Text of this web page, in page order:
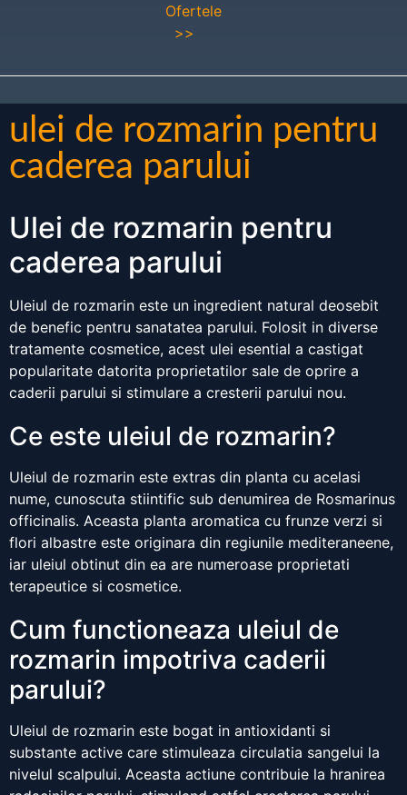
Ofertele
>>
ulei de rozmarin pentru
caderea parului
Ulei de rozmarin pentru
caderea parului
Uleiul de rozmarin este un ingredient natural deosebit
de benefic pentru sanatatea parului. Folosit in diverse
tratamente cosmetice, acest ulei esential a castigat
popularitate datorita proprietatilor sale de oprire a
caderii parului si stimulare a cresterii parului nou.
Ce este uleiul de rozmarin?
Uleiul de rozmarin este extras din planta cu acelasi
nume, cunoscuta stiintific sub denumirea de Rosmarinus
officinalis. Aceasta planta aromatica cu frunze verzi si
flori albastre este originara din regiunile mediteraneene,
iar uleiul obtinut din ea are numeroase proprietati
terapeutice si cosmetice.
Cum functioneaza uleiul de
rozmarin impotriva caderii
parului?
Uleiul de rozmarin este bogat in antioxidanti si
substante active care stimuleaza circulatia sangelui la
nivelul scalpului. Aceasta actiune contribuie la hranirea